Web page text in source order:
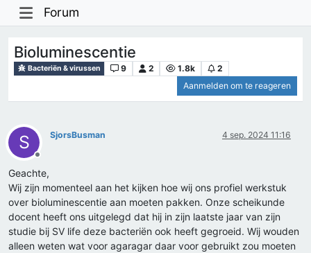
Forum
Bioluminescentie
Bacteriën & virussen 9 2 1.8k
2
Aanmelden om te reageren
S
Offline
SjorsBusman 4 sep. 2024 11:16
Geachte,
Wij zijn momenteel aan het kijken hoe wij ons profiel werkstuk
over bioluminescentie aan moeten pakken. Onze scheikunde
docent heeft ons uitgelegd dat hij in zijn laatste jaar van zijn
studie bij SV life deze bacteriën ook heeft gegroeid. Wij wouden
alleen weten wat voor agaragar daar voor gebruikt zou moeten